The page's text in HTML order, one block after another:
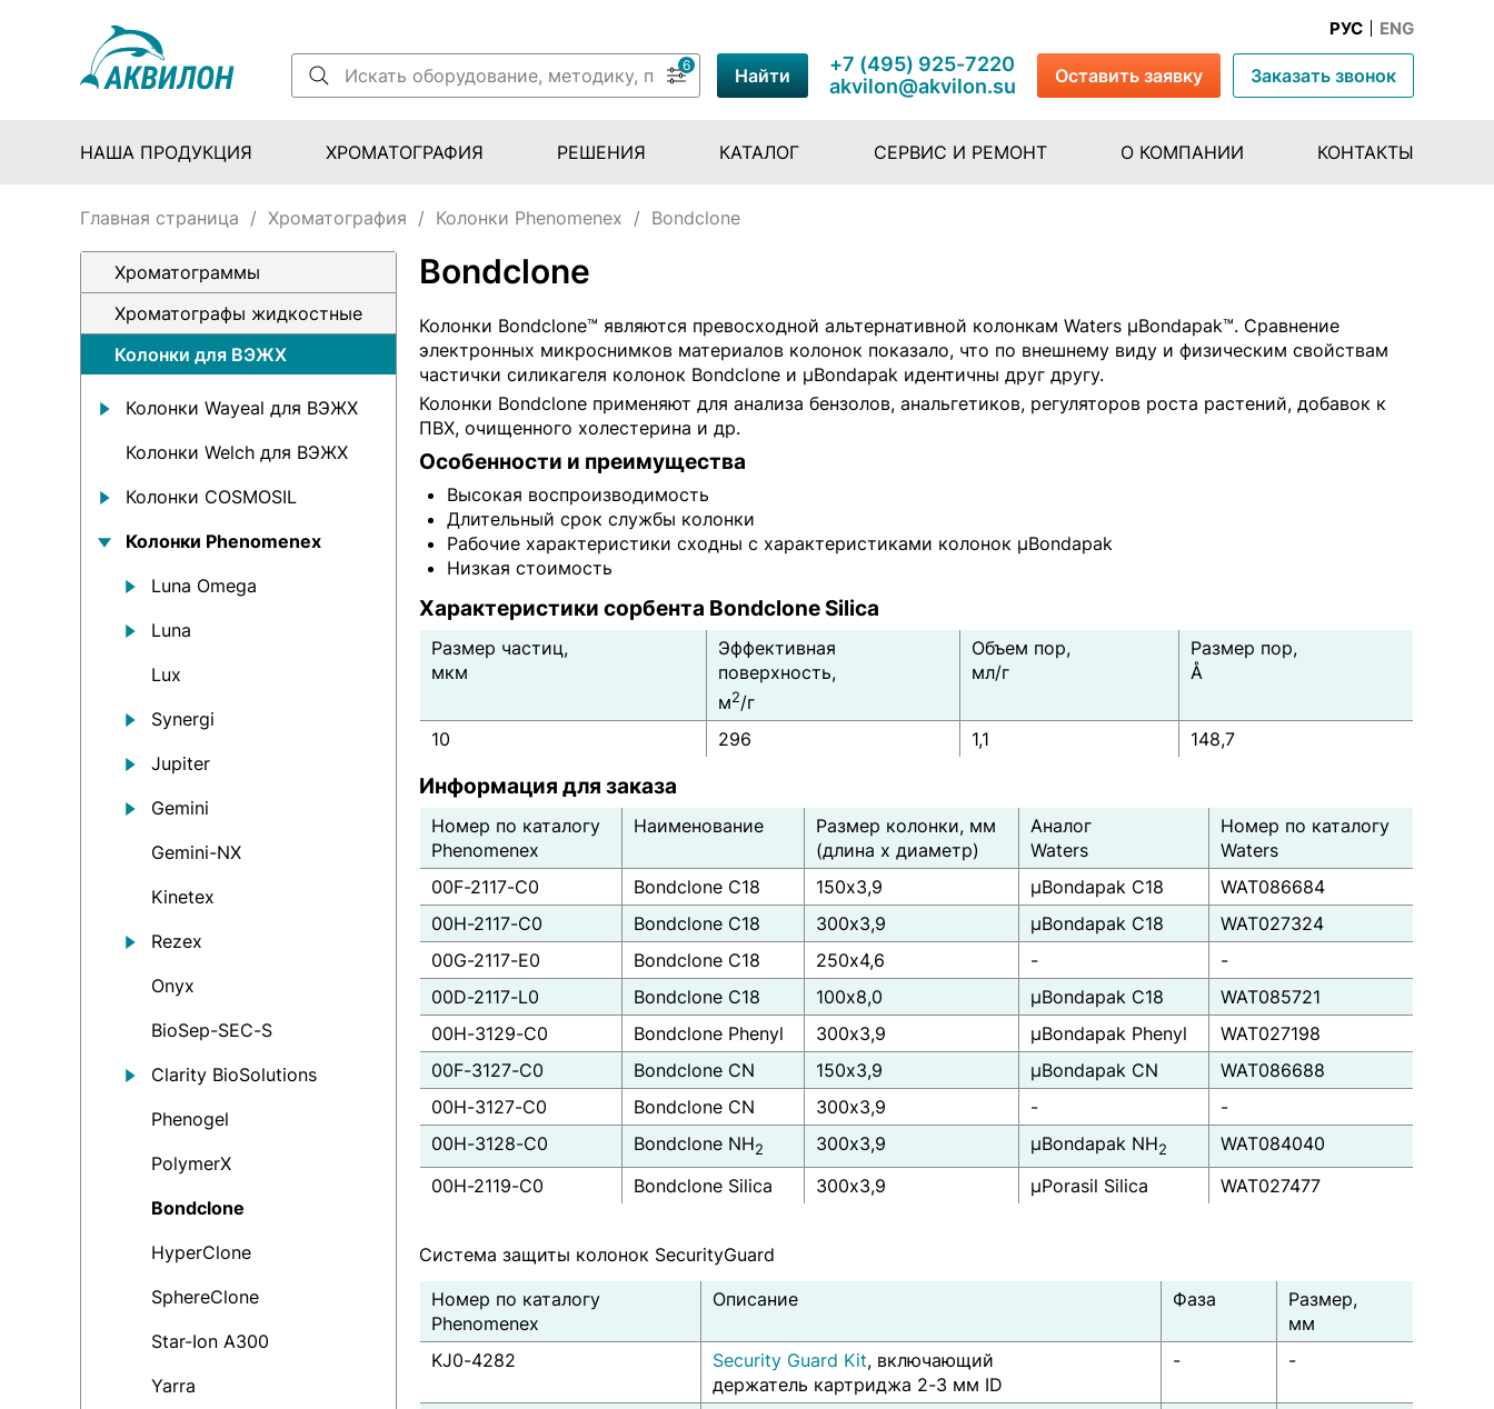
РУС ENG
6 Найти
+7 (495) 925-7220
akvilon@akvilon.su
Оставить заявку Заказать звонок
НАША ПРОДУКЦИЯ ХРОМАТОГРАФИЯ РЕШЕНИЯ КАТАЛОГ СЕРВИС И РЕМОНТ О КОМПАНИИ КОНТАКТЫ
Главная страница / Хроматография / Колонки Рhenomenex / Bondсlone
Bondсlone
Колонки Bondсlone™ являются превосходной альтернативной колонкам Waters µBondapak™. Сравнение
электронных микроснимков материалов колонок показало, что по внешнему виду и физическим свойствам
частички силикагеля колонок Bondсlone и µBondapak идентичны друг другу.
Колонки Bondclone применяют для анализа бензолов, анальгетиков, регуляторов роста растений, добавок к
ПВХ, очищенного холестерина и др.
Особенности и преимущества
Высокая воспроизводимость
Длительный срок службы колонки
Рабочие характеристики сходны с характеристиками колонок µBondapak
Низкая стоимость
Характеристики сорбента Bondclone Silica
Размер частиц,
мкм
Эффективная
поверхность,
м2/г
Объем пор,
мл/г
Размер пор,
Å
10 296 1,1 148,7
Информация для заказа
Номер по каталогу
Phenomenex
Наименование
Размер колонки, мм
(длина х диаметр)
Аналог
Waters
Номер по каталогу
Waters
00F-2117-C0
Bondclone C18 150x3,9 μBondapak C18
WAT086684
00H-2117-C0
Bondclone C18 300x3,9 μBondapak C18
WAT027324
00G-2117-E0
Bondclone C18 250x4,6 -
-
00D-2117-L0
Bondclone C18 100x8,0 μBondapak C18
WAT085721
00H-3129-C0
Bondclone Phenyl 300x3,9 μBondapak Phenyl
WAT027198
00F-3127-C0
Bondclone CN 150x3,9 μBondapak CN
WAT086688
00H-3127-C0
Bondclone CN 300x3,9 -
-
00H-3128-C0
Bondclone NH2 300x3,9 μBondapak NH2
WAT084040
00H-2119-C0
Bondclone Silica 300x3,9 μPorasil Silica WAT027477
Система защиты колонок SecurityGuard
Номер по каталогу
Phenomenex
Описание Фаза
Размер,
мм
KJ0-4282
Security Guard Kit, включающий
держатель картриджа 2-3 мм ID
- -
Хроматограммы
Хроматографы жидкостные
Колонки для ВЭЖХ
Колонки Wayeal для ВЭЖХ
Колонки Welch для ВЭЖХ
Колонки COSMOSIL
Колонки Рhenomenex
Luna Omega
Luna
Lux
Synergi
Jupiter
Gemini
Gemini-NX
Kinetex
Rezex
Onyx
BioSep-SEC-S
Clarity BioSolutions
Phenogel
PolymerX
Bondсlone
HyperClone
SphereClone
Star-Ion A300
Yarra